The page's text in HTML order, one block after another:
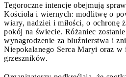
Tegoroczne intencje obejmują
Kościoła i wiernych: modlitwę o
wiary, nadziei i miłości, o ochronę
pokój na świecie. Różaniec
wynagrodzenie za bluźnierstwa i
Niepokalanego Serca Maryi oraz w
grzeszników.